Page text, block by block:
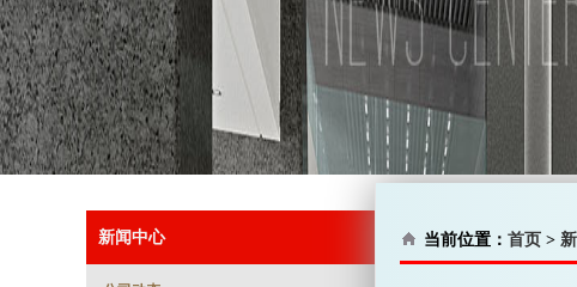
新闻中心 当前位置： 首页 >